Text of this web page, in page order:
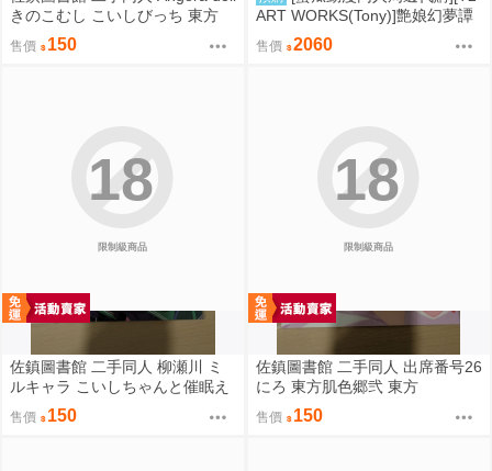
きのこむし こいしびっち 東方
售價 150
ART WORKS(Tony)]艶娘幻夢譚
【プレイマット】(同人誌)
售價 2060
限制級商品
18
佐鎮圖書館 二手同人 柳瀬川 ミ
ルキャラ こいしちゃんと催眠え
っち 2 東方
售價 150
限制級商品
18
佐鎮圖書館 二手同人 出席番号26
にろ 東方肌色郷弐 東方
售價 150